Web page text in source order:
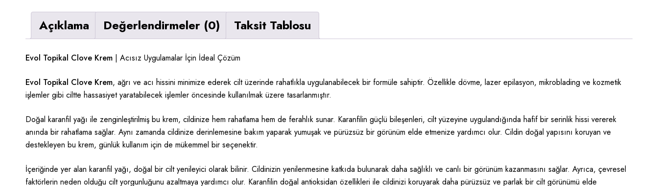
Açıklama Değerlendirmeler (0) Taksit Tablosu
Evol Topikal Clove Krem | Acısız Uygulamalar İçin İdeal Çözüm
Evol Topikal Clove Krem, ağrı ve acı hissini minimize ederek cilt üzerinde rahatlıkla uygulanabilecek bir formüle sahiptir. Özellikle dövme, lazer epilasyon, mikroblading ve kozmetik
işlemler gibi ciltte hassasiyet yaratabilecek işlemler öncesinde kullanılmak üzere tasarlanmıştır.
Doğal karanfil yağı ile zenginleştirilmiş bu krem, cildinize hem rahatlama hem de ferahlık sunar. Karanfilin güçlü bileşenleri, cilt yüzeyine uygulandığında hafif bir serinlik hissi vererek
anında bir rahatlama sağlar. Aynı zamanda cildinize derinlemesine bakım yaparak yumuşak ve pürüzsüz bir görünüm elde etmenize yardımcı olur. Cildin doğal yapısını koruyan ve
destekleyen bu krem, günlük kullanım için de mükemmel bir seçenektir.
İçeriğinde yer alan karanfil yağı, doğal bir cilt yenileyici olarak bilinir. Cildinizin yenilenmesine katkıda bulunarak daha sağlıklı ve canlı bir görünüm kazanmasını sağlar. Ayrıca, çevresel
faktörlerin neden olduğu cilt yorgunluğunu azaltmaya yardımcı olur. Karanfilin doğal antioksidan özellikleri ile cildinizi koruyarak daha pürüzsüz ve parlak bir cilt görünümü elde